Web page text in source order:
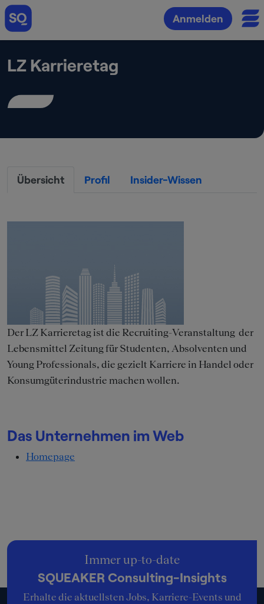
Anmelden
LZ Karrieretag
Übersicht Profil Insider-Wissen
Der LZ Karrieretag ist die Recruiting-Veranstaltung der
Lebensmittel Zeitung für Studenten, Absolventen und
Young Professionals, die gezielt Karriere in Handel oder
Konsumgüterindustrie machen wollen.
Das Unternehmen im Web
Homepage
Immer up-to-date
SQUEAKER Consulting-Insights
Erhalte die aktuellsten Jobs, Karriere-Events und